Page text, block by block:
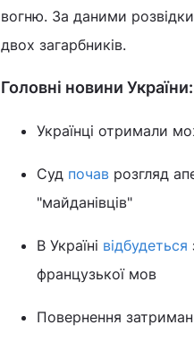
вогню. За даними
двох загарбників.
Головні новини
Українці отримали
Суд почав розгляд
"майданівців"
В Україні відбудеться
французької мов
Повернення